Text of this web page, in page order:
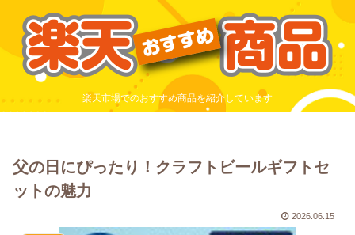
楽天市場でのおすすめ商品を紹介しています
父の日にぴったり！クラフトビールギフトセ
ットの魅力
2026.06.15